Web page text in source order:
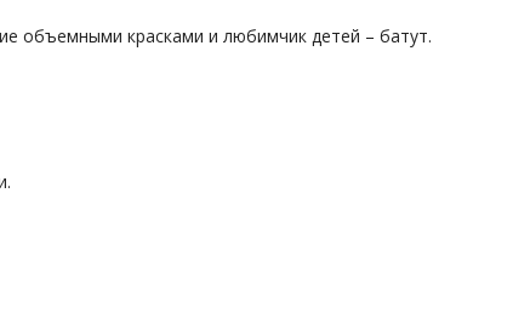
объемными красками и любимчик детей – батут.